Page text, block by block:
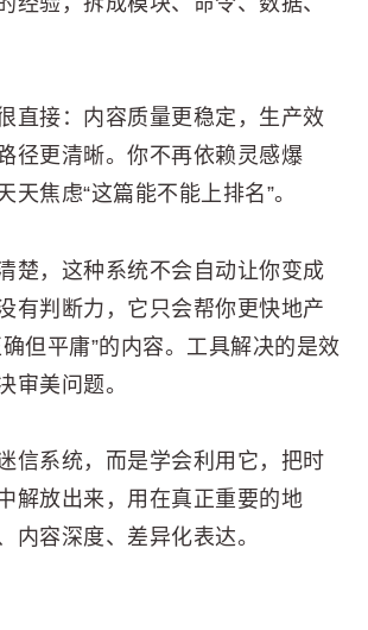
直接：内容质量更稳定，生产效
径更清晰。你不再依赖灵感爆
天焦虑“这篇能不能上排名”。
楚，这种系统不会自动让你变成
有判断力，它只会帮你更快地产
但平庸”的内容。工具解决的是效
审美问题。
信系统，而是学会利用它，把时
解放出来，用在真正重要的地
内容深度、差异化表达。